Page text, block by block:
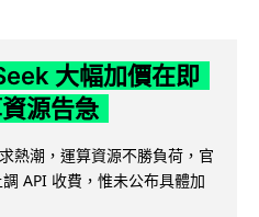
大幅加價在即
源告急
熱潮，運算資源不勝負荷，官
API 收費，惟未公布具體加